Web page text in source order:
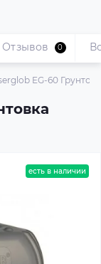
EG-60
Отзывов 0
есть в наличии